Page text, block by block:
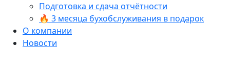
Подготовка и сдача отчётности
🔥 3 месяца бухобслуживания в подарок
О компании
Новости